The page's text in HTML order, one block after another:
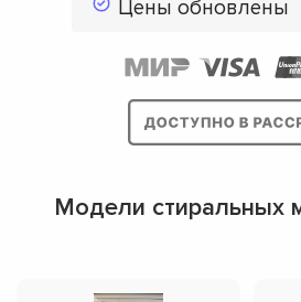
Цены обновлены
Модели стиральных